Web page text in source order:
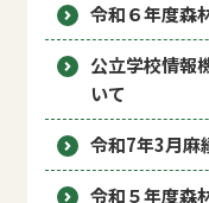
令和６年度森
公立学校情報
いて
令和7年3月麻
令和５年度森